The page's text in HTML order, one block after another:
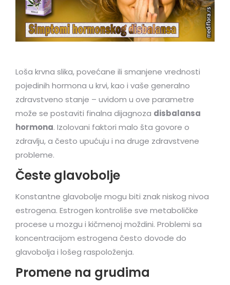
Loša krvna slika, povećane ili smanjene vrednosti
pojedinih hormona u krvi, kao i vaše generalno
zdravstveno stanje – uvidom u ove parametre
može se postaviti finalna dijagnoza disbalansa
hormona. Izolovani faktori malo šta govore o
zdravlju, a često upućuju i na druge zdravstvene
probleme.
Česte glavobolje
Konstantne glavobolje mogu biti znak niskog nivoa
estrogena. Estrogen kontroliše sve metaboličke
procese u mozgu i kičmenoj moždini. Problemi sa
koncentracijom estrogena često dovode do
glavobolja i lošeg raspoloženja.
Promene na grudima